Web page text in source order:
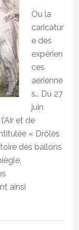
Ou la
caricatur
e des
expérien
ces
aérienne
s… Du 27
juin
et de
« Drôles
des ballons
ainsi